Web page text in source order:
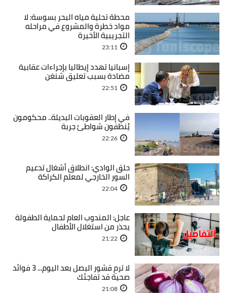
محطة تحلية مياه البحر بسوسة: لا
مواد خطرة والمشروع في مراحله
التجريبية الأخيرة
23:11
إسبانيا تهدد إيطاليا بإجراءات عقابية
مضادة بسبب تعليق شنغن
22:51
في إطار العقوبات البديلة.. محكومون
يُنظفون شواطئ جربة
22:26
حلق الوادي: انطلاق أشغال تدعيم
السور الخارجي لمعلم الكراكة
22:04
عاجل: المندوب العام لحماية الطفولة
يحذر من استغلال الأطفال
21:22
لا ترمِ قشور البصل بعد اليوم... 3 فوائد
صحية قد تفاجئك
21:08